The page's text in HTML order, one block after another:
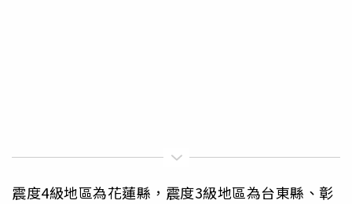
震度4級地區為花蓮縣，震度3級地區為台東縣、彰